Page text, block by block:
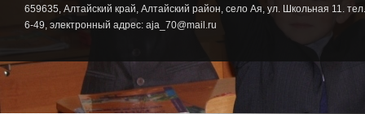
659635, Алтайский край, Алтайский район, село Ая, ул. Школьная 11.
6-49, электронный адрес: aja_70@mail.ru